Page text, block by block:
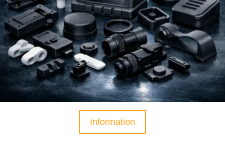
Information